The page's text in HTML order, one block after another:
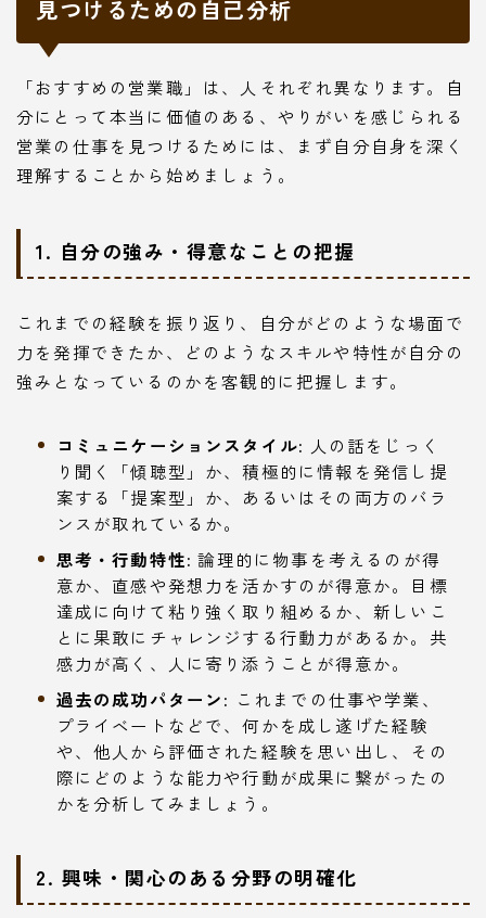
見つけるための自己分析
「おすすめの営業職」は、人それぞれ異なります。自
分にとって本当に価値のある、やりがいを感じられる
営業の仕事を見つけるためには、まず自分自身を深く
理解することから始めましょう。
1. 自分の強み・得意なことの把握
これまでの経験を振り返り、自分がどのような場面で
力を発揮できたか、どのようなスキルや特性が自分の
強みとなっているのかを客観的に把握します。
コミュニケーションスタイル: 人の話をじっく
り聞く「傾聴型」か、積極的に情報を発信し提
案する「提案型」か、あるいはその両方のバラ
ンスが取れているか。
思考・行動特性: 論理的に物事を考えるのが得
意か、直感や発想力を活かすのが得意か。目標
達成に向けて粘り強く取り組めるか、新しいこ
とに果敢にチャレンジする行動力があるか。共
感力が高く、人に寄り添うことが得意か。
過去の成功パターン: これまでの仕事や学業、
プライベートなどで、何かを成し遂げた経験
や、他人から評価された経験を思い出し、その
際にどのような能力や行動が成果に繋がったの
かを分析してみましょう。
2. 興味・関心のある分野の明確化